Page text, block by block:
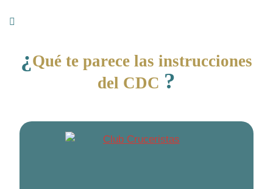
¿ Qué te parece las instrucciones
del CDC ?